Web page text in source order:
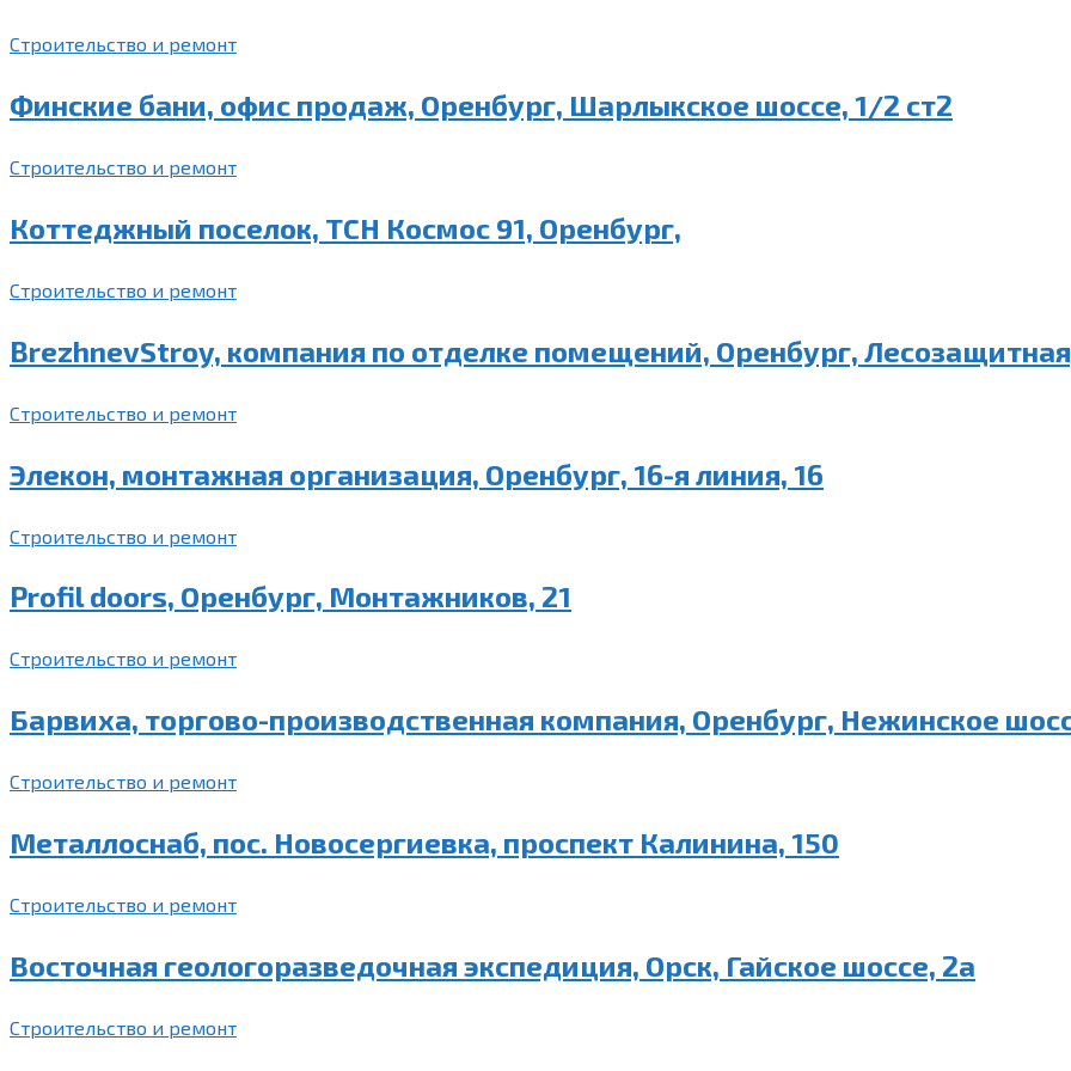
Строительство и ремонт
Финские бани, офис продаж, Оренбург, Шарлыкское шоссе, 1/2 ст2
Строительство и ремонт
Коттеджный поселок, ТСН Космос 91, Оренбург,
Строительство и ремонт
BrezhnevStroy, компания по отделке помещений, Оренбург,
Строительство и ремонт
Элекон, монтажная организация, Оренбург, 16-я линия, 16
Строительство и ремонт
Profil doors, Оренбург, Монтажников, 21
Строительство и ремонт
Барвиха, торгово-производственная компания, Оренбург, Нежинское
Строительство и ремонт
Металлоснаб, пос. Новосергиевка, проспект Калинина, 150
Строительство и ремонт
Восточная геологоразведочная экспедиция, Орск, Гайское шоссе, 2а
Строительство и ремонт